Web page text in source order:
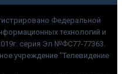
Федеральной
технологий и
серия Эл №ФС77-77363.
учреждение "Телевидение